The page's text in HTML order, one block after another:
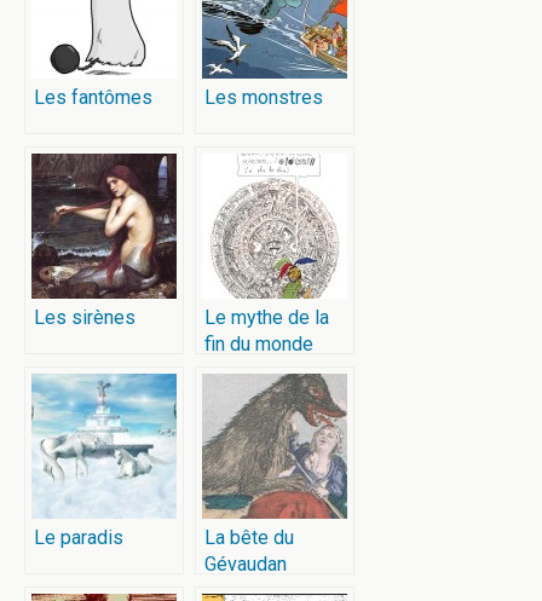
Les fantômes Les monstres
Les sirènes
Le mythe de la
fin du monde
Le paradis
La bête du
Gévaudan